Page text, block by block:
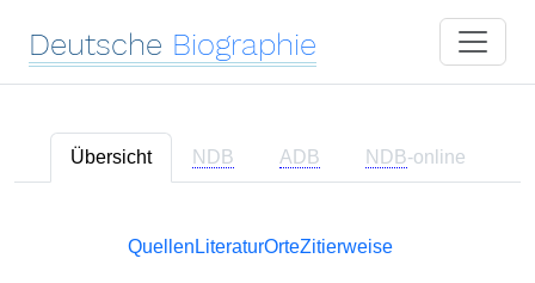
Deutsche Biographie
Übersicht NDB ADB NDB-online
Quellen LiteraturOrteZitierweise